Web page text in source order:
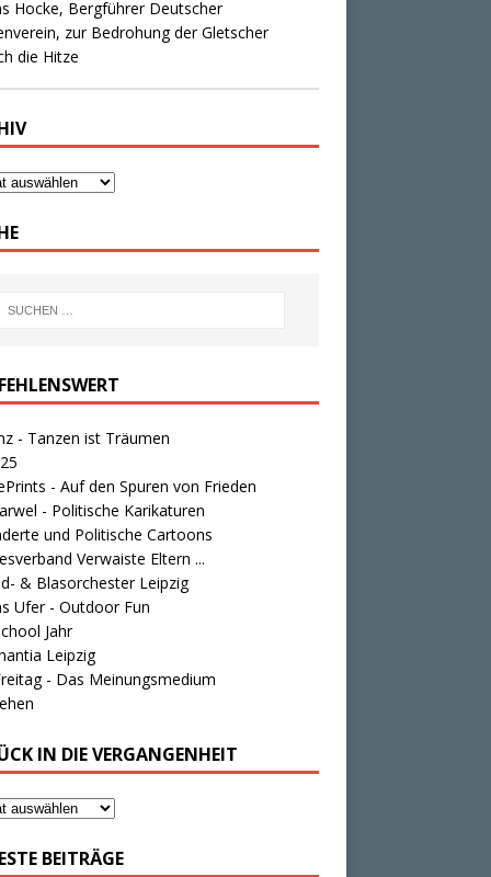
- Tanzen ist Träumen
- Auf den Spuren von Frieden
- Politische Karikaturen
und Politische Cartoons
Verwaiste Eltern ...
& Blasorchester Leipzig
Ufer - Outdoor Fun
Jahr
Leipzig
- Das Meinungsmedium
IN DIE VERGANGENHEIT
BEITRÄGE